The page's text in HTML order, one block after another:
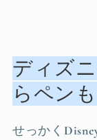
ディズ
らペン
せっかく